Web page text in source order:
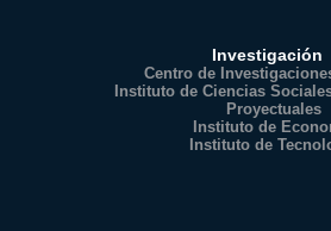
Investigación
Centro de
Instituto de Ciencias
Proyectuales
Instituto de
Instituto de